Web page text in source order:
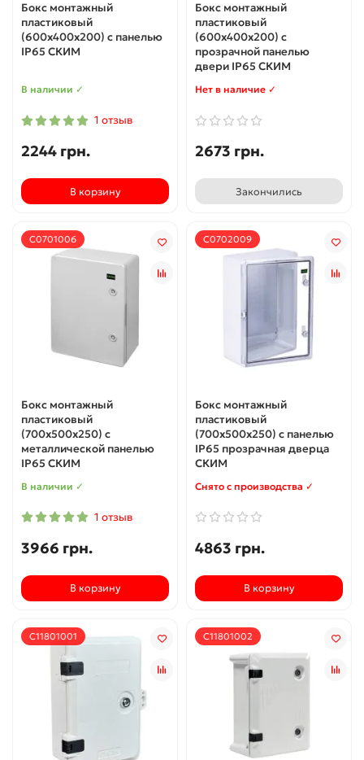
Бокс монтажный
пластиковый
(600x400x200) с панелью
IP65 СКИМ
В наличии ✓
1 отзыв
2244 грн.
В корзину
Бокс монтажный
пластиковый
(600x400x200) с
прозрачной панелью
двери IP65 СКИМ
Нет в наличие ✓
2673 грн.
Закончились
С0701006
Бокс монтажный
пластиковый
(700x500x250) с
металлической панелью
IP65 СКИМ
В наличии ✓
1 отзыв
3966 грн.
В корзину
С0702009
Бокс монтажный
пластиковый
(700x500x250) с панелью
IP65 прозрачная дверца
СКИМ
Снято с производства ✓
4863 грн.
В корзину
С11801001 С11801002